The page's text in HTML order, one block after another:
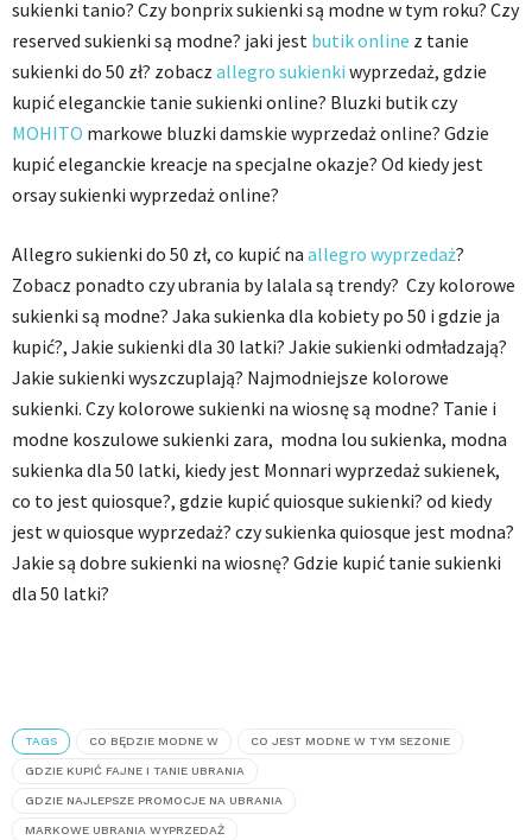
sukienki tanio? Czy bonprix sukienki są modne w tym roku? Czy
reserved sukienki są modne? jaki jest butik online z tanie
sukienki do 50 zł? zobacz allegro sukienki wyprzedaż, gdzie
kupić eleganckie tanie sukienki online? Bluzki butik czy
MOHITO markowe bluzki damskie wyprzedaż online? Gdzie
kupić eleganckie kreacje na specjalne okazje? Od kiedy jest
orsay sukienki wyprzedaż online?
Allegro sukienki do 50 zł, co kupić na allegro wyprzedaż?
Zobacz ponadto czy ubrania by lalala są trendy? Czy kolorowe
sukienki są modne? Jaka sukienka dla kobiety po 50 i gdzie ja
kupić?, Jakie sukienki dla 30 latki? Jakie sukienki odmładzają?
Jakie sukienki wyszczuplają? Najmodniejsze kolorowe
sukienki. Czy kolorowe sukienki na wiosnę są modne? Tanie i
modne koszulowe sukienki zara, modna lou sukienka, modna
sukienka dla 50 latki, kiedy jest Monnari wyprzedaż sukienek,
co to jest quiosque?, gdzie kupić quiosque sukienki? od kiedy
jest w quiosque wyprzedaż? czy sukienka quiosque jest modna?
Jakie są dobre sukienki na wiosnę? Gdzie kupić tanie sukienki
dla 50 latki?
TAGS CO BĘDZIE MODNE W CO JEST MODNE W TYM SEZONIE
GDZIE KUPIĆ FAJNE I TANIE UBRANIA
GDZIE NAJLEPSZE PROMOCJE NA UBRANIA
MARKOWE UBRANIA WYPRZEDAŻ